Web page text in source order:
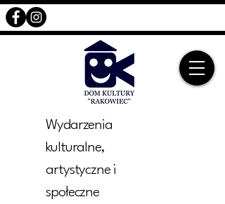
Wydarzenia
kulturalne,
artystyczne i
społeczne